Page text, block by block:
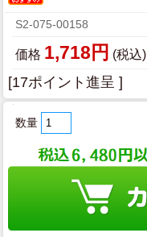
S2-075-00158
価格 1,718円 (税込)
[17ポイント進呈 ]
数量